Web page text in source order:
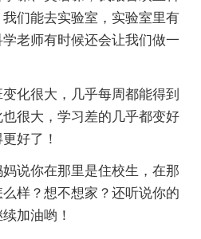
们能去实验室，实验室里有
老师有时候还会让我们做一
化很大，几乎每周都能得到
很大，学习差的几乎都变好
好了！
说你在那里是住校生，在那
样？想不想家？还听说你的
加油哟！